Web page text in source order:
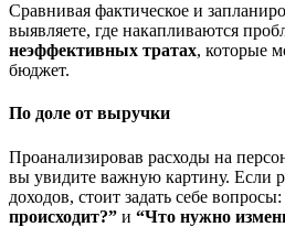
Сравнивая фактическое и
выявляете, где накапливаются
неэффективных тратах, которые
бюджет.
По доле от выручки
Проанализировав расходы на
вы увидите важную картину. Если
доходов, стоит задать себе вопросы:
происходит?” и “Что нужно